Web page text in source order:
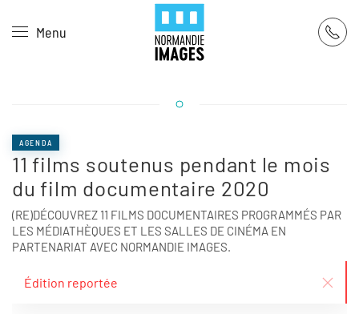
Skip to main content
Menu
AGENDA
11 films soutenus pendant le mois
du film documentaire 2020
(RE)DÉCOUVREZ 11 FILMS DOCUMENTAIRES PROGRAMMÉS PAR
LES MÉDIATHÈQUES ET LES SALLES DE CINÉMA EN
PARTENARIAT AVEC NORMANDIE IMAGES.
Édition reportée
Panneau de gestion des cookies